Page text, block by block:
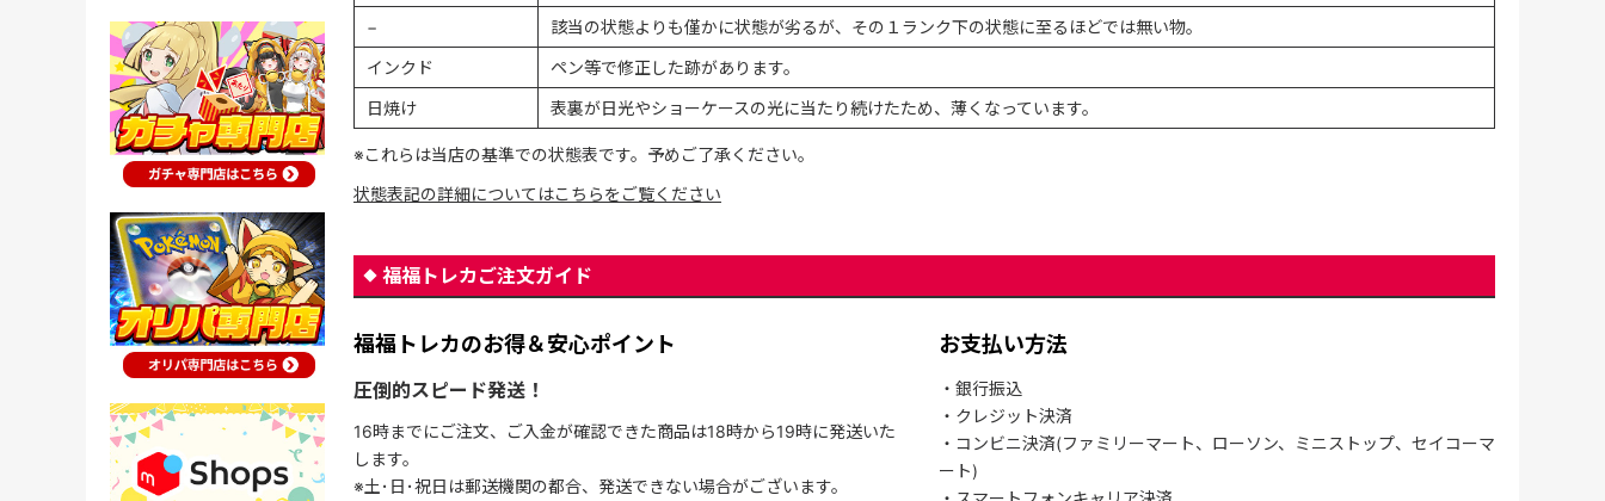
−
該当の状態よりも僅かに状態が劣るが、その１ランク下の状態に至るほどでは無い物。
インクド
ペン等で修正した跡があります。
日焼け
表裏が日光やショーケースの光に当たり続けたため、薄くなっています。
※これらは当店の基準での状態表です。予めご了承ください。
状態表記の詳細についてはこちらをご覧ください
福福トレカご注文ガイド
福福トレカのお得＆安心ポイント
圧倒的スピード発送！
16時までにご注文、ご入金が確認できた商品は18時から19時に発送いた
します。
※土･日･祝日は郵送機関の都合、発送できない場合がございます。
お支払い方法
・銀行振込
・クレジット決済
・コンビニ決済(ファミリーマート、ローソン、ミニストップ、セイコーマ
ート)